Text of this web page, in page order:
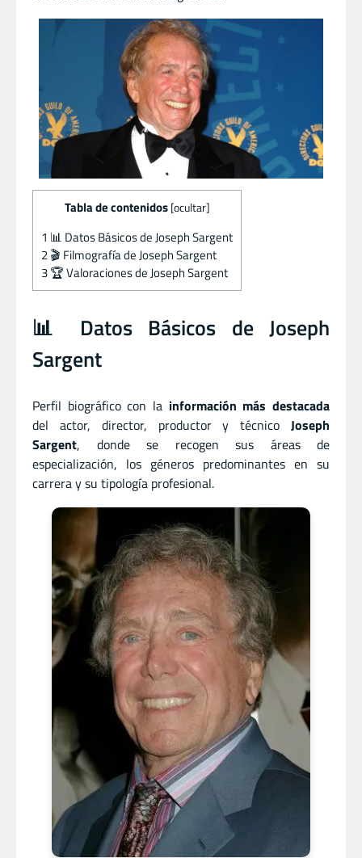
Tabla de contenidos [ocultar]
1 📊 Datos Básicos de Joseph Sargent
2🎬 Filmografía de Joseph Sargent
3🏆 Valoraciones de Joseph Sargent
📊 Datos Básicos de Joseph
Sargent
Perfil biográfico con la información más destacada
del actor, director, productorytécnicoJoseph
Sargent, donde se recogen sus áreas de
especialización, los géneros predominantes en su
carrera y su tipología profesional.